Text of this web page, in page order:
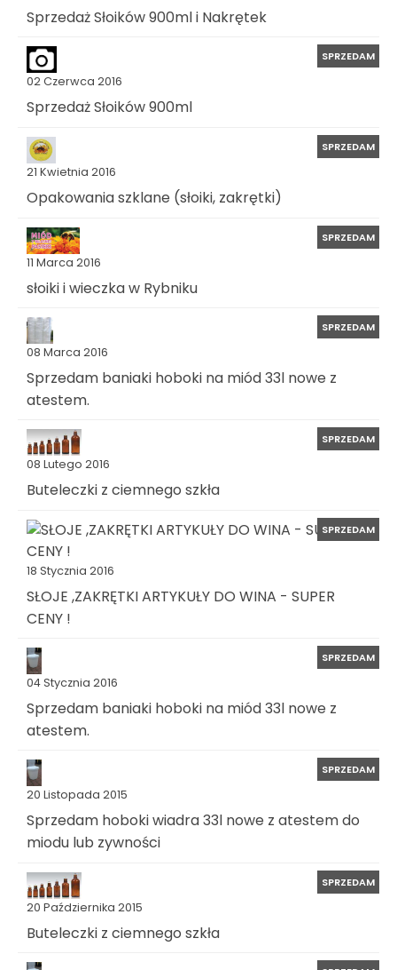
Sprzedaż Słoików 900ml i Nakrętek
02 Czerwca 2016
SPRZEDAM
Sprzedaż Słoików 900ml
21 Kwietnia 2016
SPRZEDAM
Opakowania szklane (słoiki, zakrętki)
11 Marca 2016
SPRZEDAM
słoiki i wieczka w Rybniku
08 Marca 2016
SPRZEDAM
Sprzedam baniaki hoboki na miód 33l nowe z
atestem.
08 Lutego 2016
SPRZEDAM
Buteleczki z ciemnego szkła
18 Stycznia 2016
SPRZEDAM
SŁOJE ,ZAKRĘTKI ARTYKUŁY DO WINA - SUPER
CENY !
04 Stycznia 2016
SPRZEDAM
Sprzedam baniaki hoboki na miód 33l nowe z
atestem.
20 Listopada 2015
SPRZEDAM
Sprzedam hoboki wiadra 33l nowe z atestem do
miodu lub zywności
20 Października 2015
SPRZEDAM
Buteleczki z ciemnego szkła